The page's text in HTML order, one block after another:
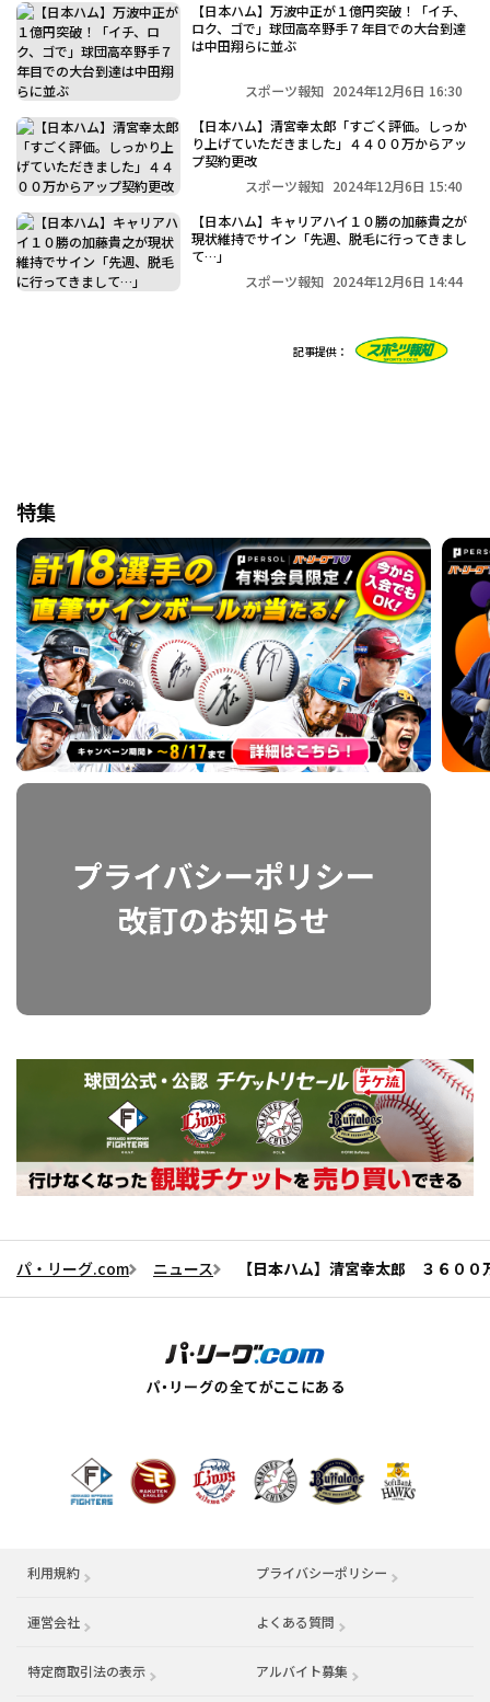
【日本ハム】万波中正が１億円突破！「イチ、
ロク、ゴで」球団高卒野手７年目での大台到達
は中田翔らに並ぶ
スポーツ報知 2024年12月6日 16:30
【日本ハム】清宮幸太郎「すごく評価。しっか
り上げていただきました」４４００万からアッ
プ契約更改
スポーツ報知 2024年12月6日 15:40
【日本ハム】キャリアハイ１０勝の加藤貴之が
現状維持でサイン「先週、脱毛に行ってきまし
て…」
スポーツ報知 2024年12月6日 14:44
記事提供：
特集
パ・リーグ.com ニュース 【日本ハム】清宮幸太郎 ３６０
利用規約 プライバシーポリシー
運営会社 （別ウィンドウで開く） よくある質問
特定商取引法の表示 アルバイト募集 （別ウィンドウで開く